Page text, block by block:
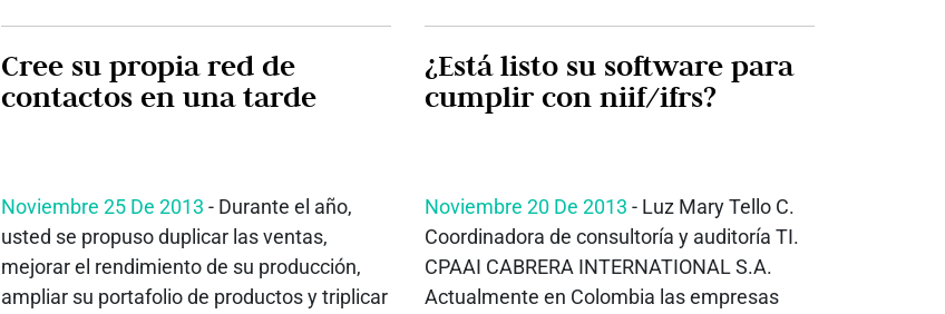
Cree su propia red de
contactos en una tarde
Noviembre 25 De 2013 - Durante el año,
usted se propuso duplicar las ventas,
mejorar el rendimiento de su producción,
ampliar su portafolio de productos y triplicar
¿Está listo su software para
cumplir con niif/ifrs?
Noviembre 20 De 2013 - Luz Mary Tello C.
Coordinadora de consultoría y auditoría TI.
CPAAI CABRERA INTERNATIONAL S.A.
Actualmente en Colombia las empresas